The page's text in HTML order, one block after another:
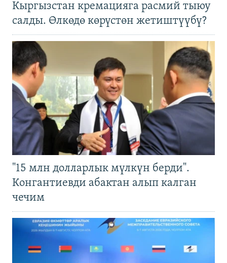
Кыргызстан кремацияга расмий тыюу
салды. Өлкөдө көрүстөн жетиштүүбү?
"15 млн долларлык мүлкүн берди".
Конгантиевди абактан алып калган
чечим